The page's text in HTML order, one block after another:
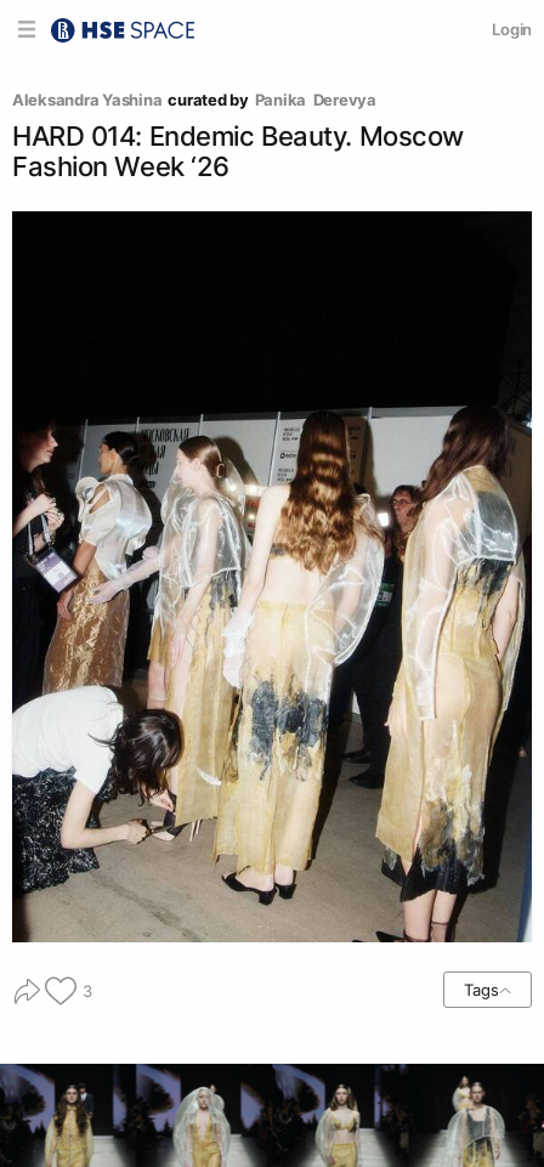
Login
Aleksandra Yashina curated by Panika  Derevya
HARD 014: Endemic Beauty. Moscow
Fashion Week ‘26
3 Tags